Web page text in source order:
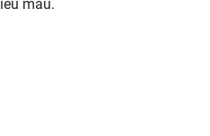
máu.